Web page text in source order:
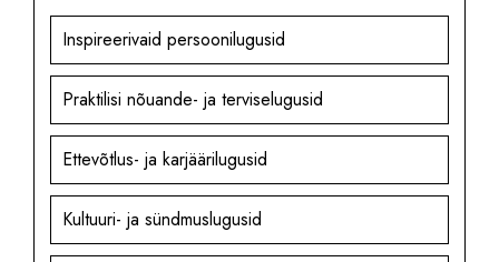
Inspireerivaid persoonilugusid
Praktilisi nõuande- ja terviselugusid
Ettevõtlus- ja karjäärilugusid
Kultuuri- ja sündmuslugusid